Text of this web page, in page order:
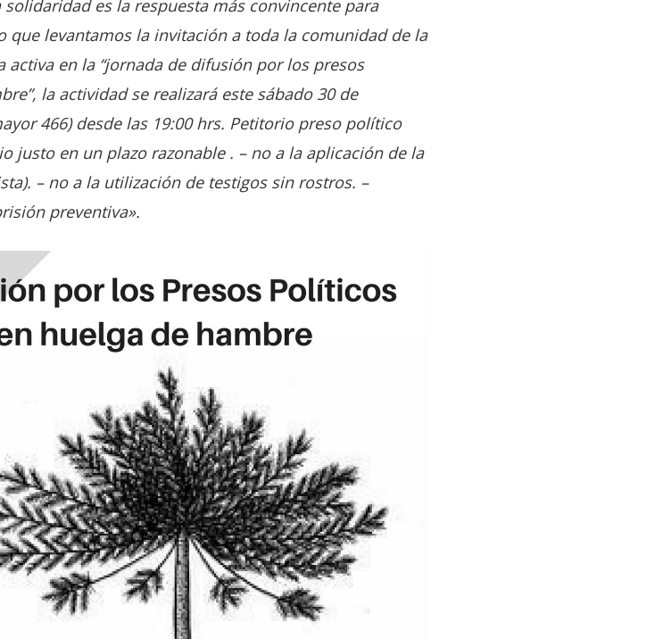
solidaridad es la respuesta más convincente para
que levantamos la invitación a toda la comunidad de la
en la “jornada de difusión por los presos
la actividad se realizará este sábado 30 de
466) desde las 19:00 hrs. Petitorio preso político
justo en un plazo razonable . – no a la aplicación de la
– no a la utilización de testigos sin rostros. –
preventiva».